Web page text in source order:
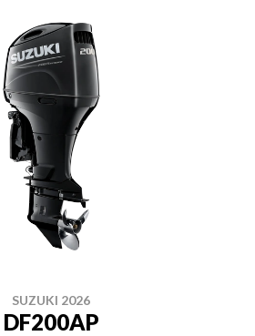
SUZUKI 2026
DF200AP